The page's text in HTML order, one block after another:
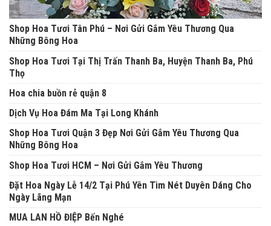
Shop Hoa Tươi Tân Phú – Nơi Gửi Gắm Yêu Thương Qua
Những Bông Hoa
Shop Hoa Tươi Tại Thị Trấn Thanh Ba, Huyện Thanh Ba, Phú
Thọ
Hoa chia buồn rẻ quận 8
Dịch Vụ Hoa Đám Ma Tại Long Khánh
Shop Hoa Tươi Quận 3 Đẹp Nơi Gửi Gắm Yêu Thương Qua
Những Bông Hoa
Shop Hoa Tươi HCM – Nơi Gửi Gắm Yêu Thương
Đặt Hoa Ngày Lễ 14/2 Tại Phú Yên Tìm Nét Duyên Dáng Cho
Ngày Lãng Mạn
MUA LAN HỒ ĐIỆP Bến Nghé